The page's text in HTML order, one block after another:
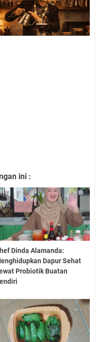
ini :
Dinda Alamanda:
Dapur Sehat
Probiotik Buatan